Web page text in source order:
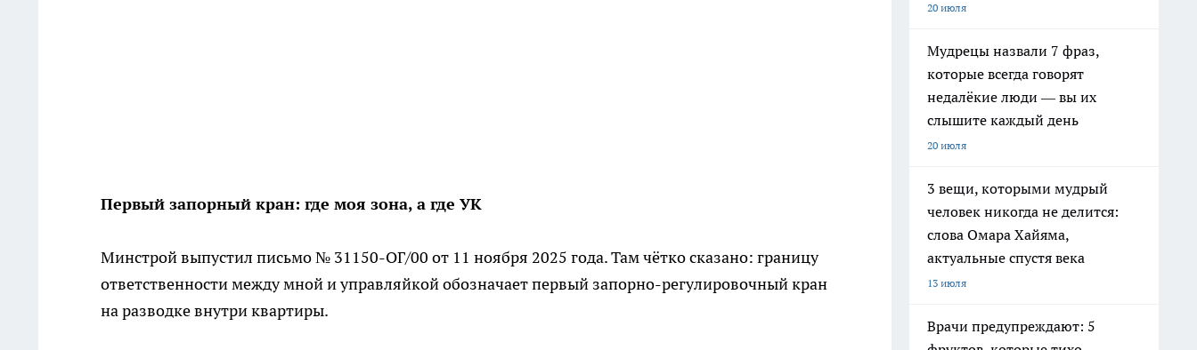
Первый запорный кран: где моя зона, а где УК
Минстрой выпустил письмо № 31150-ОГ/00 от 11 ноября 2025 года. Там чётко сказано: границу
ответственности между мной и управляйкой обозначает первый запорно-регулировочный кран
на разводке внутри квартиры.
20 июля
Мудрецы назвали 7 фраз,
которые всегда говорят
недалёкие люди — вы их
слышите каждый день
20 июля
3 вещи, которыми мудрый
человек никогда не делится:
слова Омара Хайяма,
актуальные спустя века
13 июля
Врачи предупреждают: 5